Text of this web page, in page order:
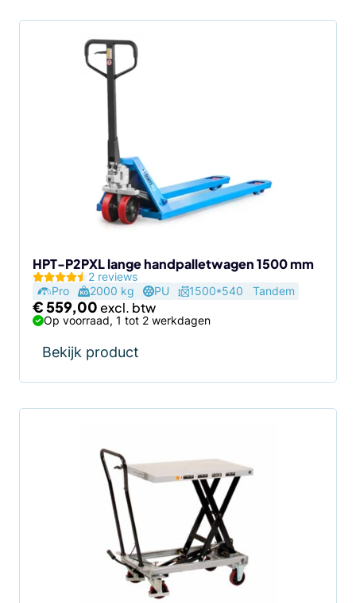
HPT-P2PXL lange handpalletwagen 1500 mm
2 reviews
Pro
2000 kg PU 1500*540 Tandem
€559,00
Op voorraad, 1 tot 2 werkdagen
Bekijk product